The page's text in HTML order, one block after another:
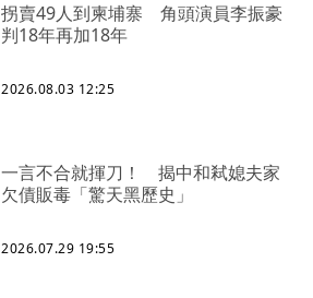
拐賣49人到柬埔寨 角頭演員李振豪
判18年再加18年
2026.08.03 12:25
一言不合就揮刀！ 揭中和弒媳夫家
欠債販毒「驚天黑歷史」
2026.07.29 19:55